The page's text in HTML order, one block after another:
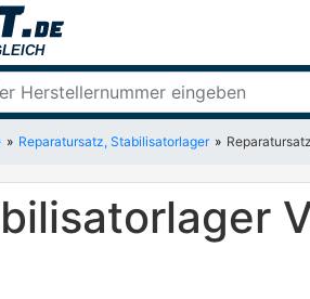
Reparatursatz, Stabilisatorlager